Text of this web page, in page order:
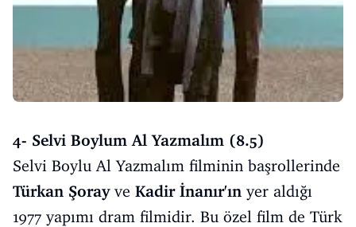
4- Selvi Boylum Al Yazmalım (8.5)
Selvi Boylu Al Yazmalım filminin başrollerinde
Türkan Şorayve Kadir İnanır'ın yer aldığı
1977 yapımı dram filmidir. Bu özel film de Türk